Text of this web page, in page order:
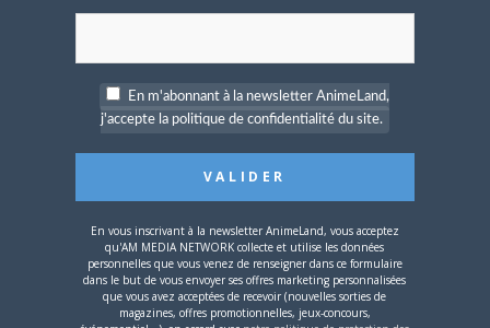
excellent shpojo. Je n’ai lu que le premier
froid.
Sinon, essaye d’écrire en Français, s’il-te-
attentivement par les autres.
Nicolas Penedo LE26 MARS 2004 À 19 H 06
MIN
Citation (Odallie)
En m'abonnant à la newsletter AnimeLand,
j'accepte la politique de confidentialité du site.
En vous inscrivant à la newsletter AnimeLand, vous acceptez
qu'AM MEDIA NETWORK collecte et utilise les données
personnelles que vous venez de renseigner dans ce formulaire
dans le but de vous envoyer ses offres marketing personnalisées
que vous avez acceptées de recevoir (nouvelles sorties de
magazines, offres promotionnelles, jeux-concours,